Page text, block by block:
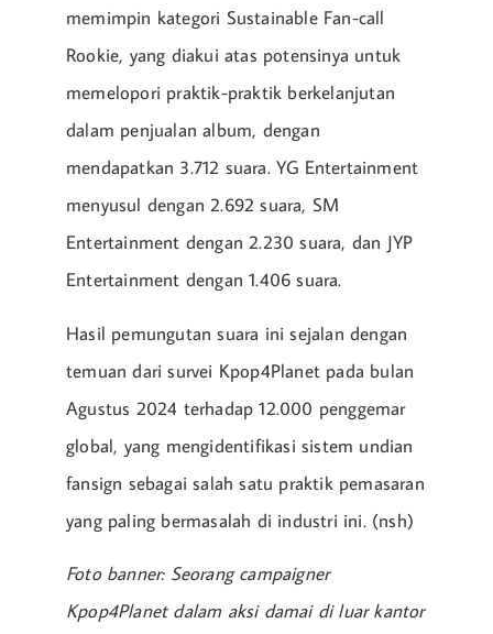
memimpin kategori Sustainable Fan-call
Rookie, yang diakui atas potensinya untuk
memelopori praktik-praktik berkelanjutan
dalam penjualan album, dengan
mendapatkan 3.712 suara. YG Entertainment
menyusul dengan 2.692 suara, SM
Entertainment dengan 2.230 suara, dan JYP
Entertainment dengan 1.406 suara.
Hasil pemungutan suara ini sejalan dengan
temuan dari survei Kpop4Planet pada bulan
Agustus 2024 terhadap 12.000 penggemar
global, yang mengidentifikasi sistem undian
fansign sebagai salah satu praktik pemasaran
yang paling bermasalah di industri ini. (nsh)
Foto banner: Seorang campaigner
Kpop4Planet dalam aksi damai di luar kantor